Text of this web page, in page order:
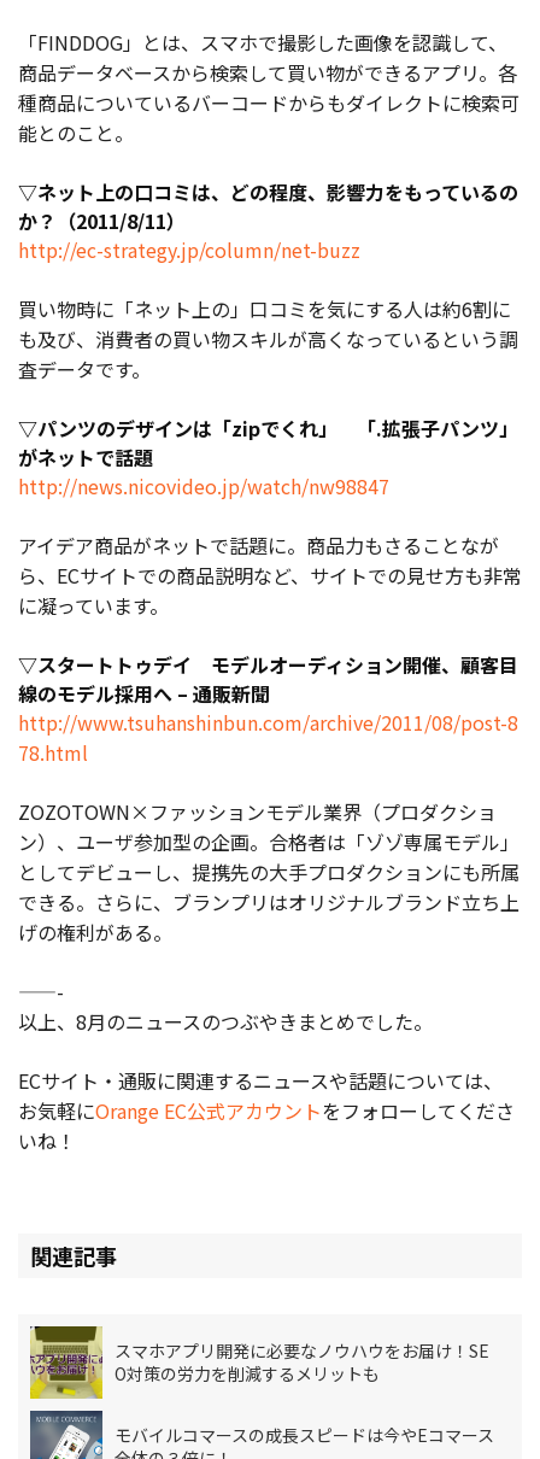
「FINDDOG」とは、スマホで撮影した画像を認識して、
商品データベースから検索して買い物ができるアプリ。各
種商品についているバーコードからもダイレクトに検索可
能とのこと。
▽ネット上の口コミは、どの程度、影響力をもっているの
か？（2011/8/11）
http://ec-strategy.jp/column/net-buzz
買い物時に「ネット上の」口コミを気にする人は約6割に
も及び、消費者の買い物スキルが高くなっているという調
査データです。
▽パンツのデザインは「zipでくれ」 「.拡張子パンツ」
がネットで話題
http://news.nicovideo.jp/watch/nw98847
アイデア商品がネットで話題に。商品力もさることなが
ら、ECサイトでの商品説明など、サイトでの見せ方も非常
に凝っています。
▽スタートトゥデイ モデルオーディション開催、顧客目
線のモデル採用へ – 通販新聞
http://www.tsuhanshinbun.com/archive/2011/08/post-8
78.html
ZOZOTOWN×ファッションモデル業界（プロダクショ
ン）、ユーザ参加型の企画。合格者は「ゾゾ専属モデル」
としてデビューし、提携先の大手プロダクションにも所属
できる。さらに、ブランプリはオリジナルブランド立ち上
げの権利がある。
——-
以上、8月のニュースのつぶやきまとめでした。
ECサイト・通販に関連するニュースや話題については、
お気軽にOrange EC公式アカウントをフォローしてくださ
いね！
関連記事
スマホアプリ開発に必要なノウハウをお届け！SE
O対策の労力を削減するメリットも
モバイルコマースの成長スピードは今やEコマース